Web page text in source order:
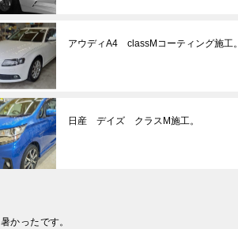
アウディA4 classMコーティング施工。
日産 デイズ クラスM施工。
暑かったです。